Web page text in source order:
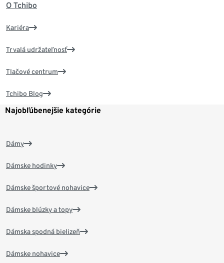
O Tchibo
Kariéra
Trvalá udržateľnosť
Tlačové centrum
Tchibo Blog
Najobľúbenejšie kategórie
Dámy
Dámske hodinky
Dámske športové nohavice
Dámske blúzky a topy
Dámska spodná bielizeň
Dámske nohavice